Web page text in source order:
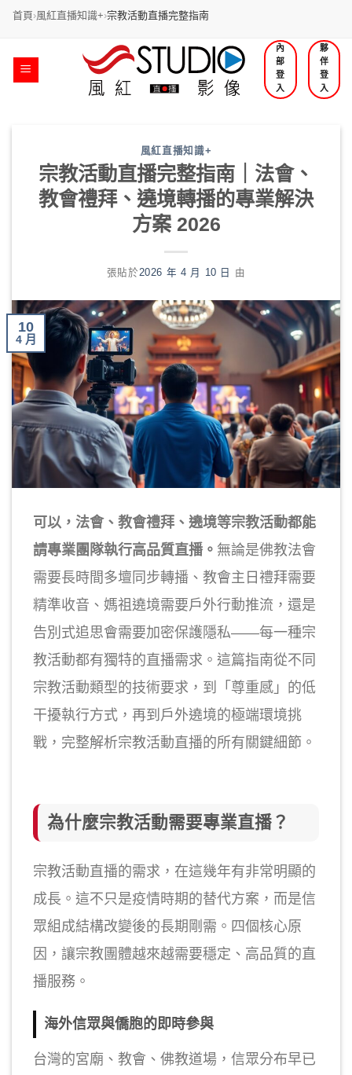
首頁›風紅直播知識+›宗教活動直播完整指南
內
部
登
入
夥
伴
登
入
風紅直播知識+
宗教活動直播完整指南｜法會、
教會禮拜、遶境轉播的專業解決
方案 2026
張貼於2026 年 4 月 10 日 由
10
4 月
可以，法會、教會禮拜、遶境等宗教活動都能
請專業團隊執行高品質直播。 無論是佛教法會
需要長時間多壇同步轉播、教會主日禮拜需要
精準收音、媽祖遶境需要戶外行動推流，還是
告別式追思會需要加密保護隱私——每一種宗
教活動都有獨特的直播需求。這篇指南從不同
宗教活動類型的技術要求，到「尊重感」的低
干擾執行方式，再到戶外遶境的極端環境挑
戰，完整解析宗教活動直播的所有關鍵細節。
為什麼宗教活動需要專業直播？
宗教活動直播的需求，在這幾年有非常明顯的
成長。這不只是疫情時期的替代方案，而是信
眾組成結構改變後的長期剛需。四個核心原
因，讓宗教團體越來越需要穩定、高品質的直
播服務。
海外信眾與僑胞的即時參與
台灣的宮廟、教會、佛教道場，信眾分布早已